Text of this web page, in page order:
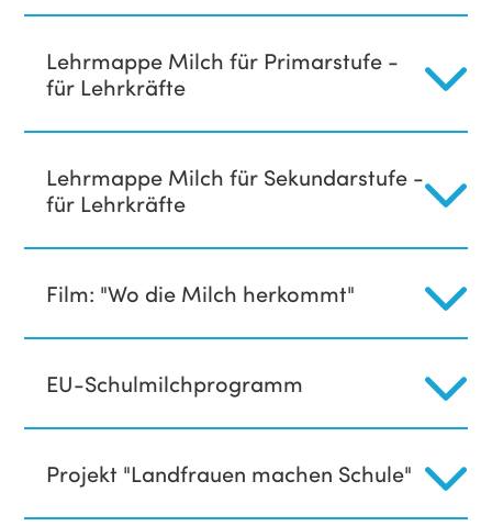
Lehrmappe Milch für Primarstufe -
für Lehrkräfte
Lehrmappe Milch für Sekundarstufe -
für Lehrkräfte
Film: "Wo die Milch herkommt"
EU-Schulmilchprogramm
Projekt "Landfrauen machen Schule"